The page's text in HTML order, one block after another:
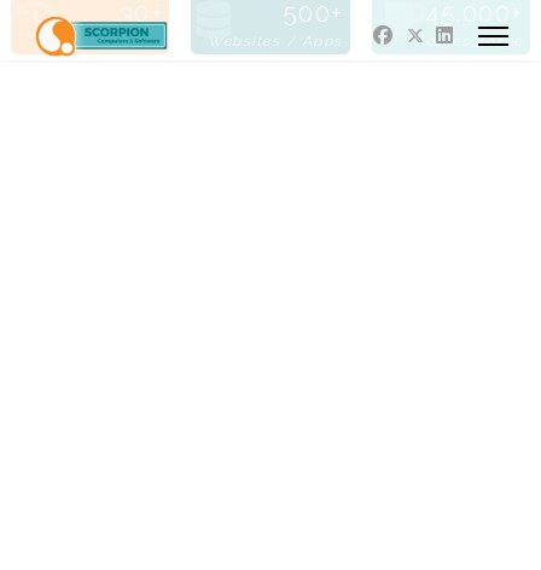
30
Jaren Actief
500
Websites / Apps
45.000
Kopjes Koffie